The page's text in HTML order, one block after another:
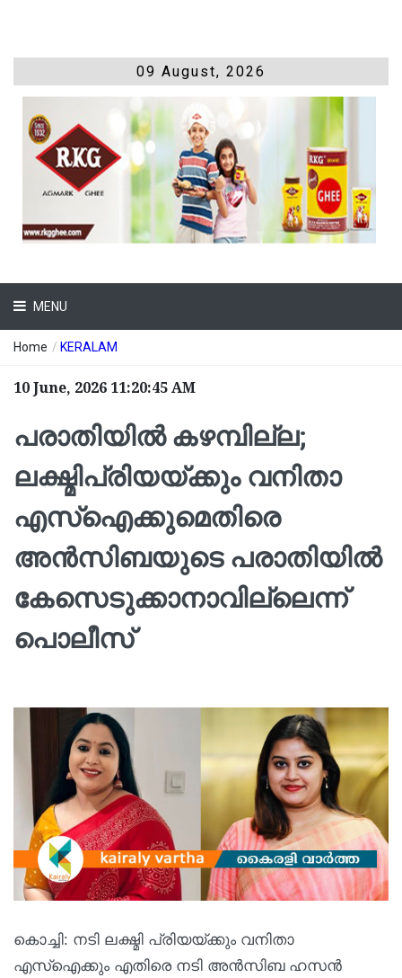
09 August, 2026
MENU
Home / KERALAM
10 June, 2026 11:20:45 AM
പരാതിയിൽ കഴമ്പില്ല;
ലക്ഷ്മിപ്രിയയ്ക്കും വനിതാ
എസ്ഐക്കുമെതിരെ
അൻസിബയുടെ പരാതിയിൽ
കേസെടുക്കാനാവില്ലെന്ന്
പൊലീസ്
കൊച്ചി: നടി ലക്ഷ്മി പ്രിയയ്ക്കും വനിതാ
എസ്‌ഐക്കും എതിരെ നടി അൻസിബ ഹസൻ